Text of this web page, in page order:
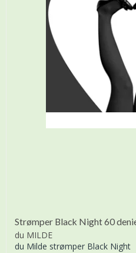
Strømper Black Night 60
du MILDE
du Milde strømper Black Night